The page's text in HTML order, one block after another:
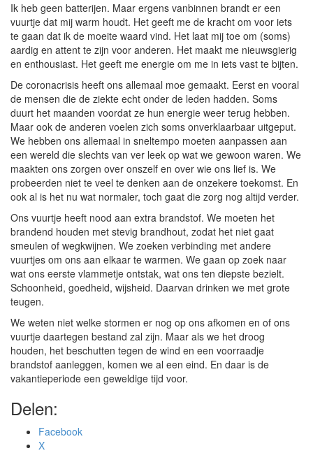
Ik heb geen batterijen. Maar ergens vanbinnen brandt er een
vuurtje dat mij warm houdt. Het geeft me de kracht om voor iets
te gaan dat ik de moeite waard vind. Het laat mij toe om (soms)
aardig en attent te zijn voor anderen. Het maakt me nieuwsgierig
en enthousiast. Het geeft me energie om me in iets vast te bijten.
De coronacrisis heeft ons allemaal moe gemaakt. Eerst en vooral
de mensen die de ziekte echt onder de leden hadden. Soms
duurt het maanden voordat ze hun energie weer terug hebben.
Maar ook de anderen voelen zich soms onverklaarbaar uitgeput.
We hebben ons allemaal in sneltempo moeten aanpassen aan
een wereld die slechts van ver leek op wat we gewoon waren. We
maakten ons zorgen over onszelf en over wie ons lief is. We
probeerden niet te veel te denken aan de onzekere toekomst. En
ook al is het nu wat normaler, toch gaat die zorg nog altijd verder.
Ons vuurtje heeft nood aan extra brandstof. We moeten het
brandend houden met stevig brandhout, zodat het niet gaat
smeulen of wegkwijnen. We zoeken verbinding met andere
vuurtjes om ons aan elkaar te warmen. We gaan op zoek naar
wat ons eerste vlammetje ontstak, wat ons ten diepste bezielt.
Schoonheid, goedheid, wijsheid. Daarvan drinken we met grote
teugen.
We weten niet welke stormen er nog op ons afkomen en of ons
vuurtje daartegen bestand zal zijn. Maar als we het droog
houden, het beschutten tegen de wind en een voorraadje
brandstof aanleggen, komen we al een eind. En daar is de
vakantieperiode een geweldige tijd voor.
Delen:
Facebook
X